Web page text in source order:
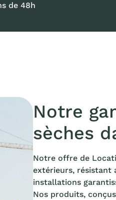
de 48h
Notre
sèches
Notre offre de
extérieurs, résistant
installations
Nos produits,